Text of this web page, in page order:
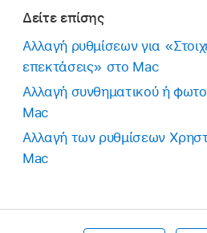
Δείτε επίσης
Αλλαγή ρυθμίσεων για
επεκτάσεις» στο Mac
Αλλαγή συνθηματικού ή
Mac
Αλλαγή των ρυθμίσεων
Mac